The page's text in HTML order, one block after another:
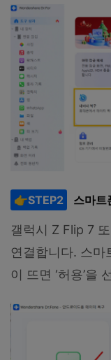
👉STEP2 스마트
갤럭시 Z Flip 7
연결합니다. 스마
이 뜨면 ‘허용’을